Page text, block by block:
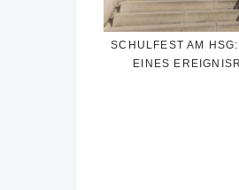
SCHULFEST AM
EINES